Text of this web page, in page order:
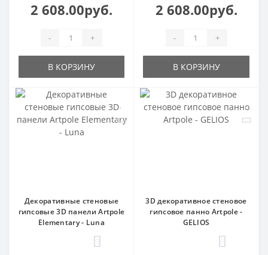
2 608.00руб.
- +
В КОРЗИНУ
2 608.00руб.
- +
В КОРЗИНУ
Декоративные стеновые
гипсовые 3D панели Artpole
Elementary - Luna
3D декоративное стеновое
гипсовое панно Artpole -
GELIOS